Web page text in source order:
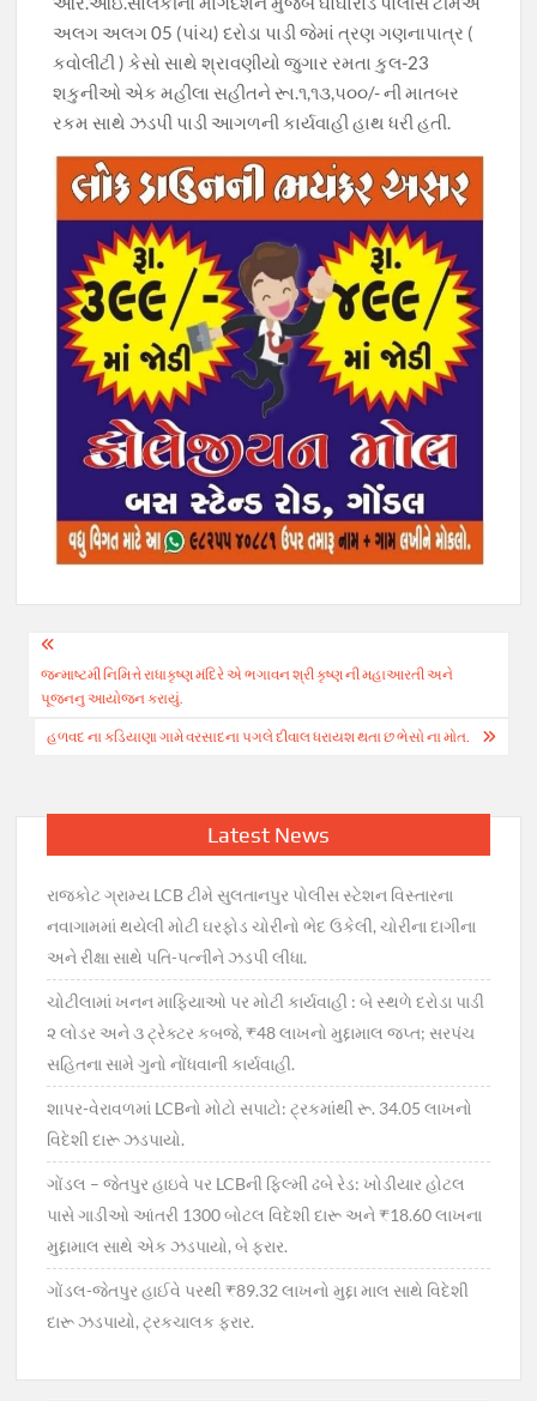
અલગ અલગ 05 (પાંચ) દરોડા પાડી જેમાં ત્રણ ગણનાપાત્ર (
કવોલીટી ) કેસો સાથે શ્રાવણીયો જુગાર રમતા કુલ-23
શકુનીઓ એક મહીલા સહીતને રૂા.૧,૧૩,૫૦૦/- ની માતબર
રકમ સાથે ઝડપી પાડી આગળની કાર્યવાહી હાથ ધરી હતી.
Post
navigation
જન્માષ્ટમી નિમિત્તે રાધાકૃષ્ણ મંદિરે એ ભગાવન શ્રી કૃષ્ણ ની મહાઆરતી અને
પૂજનનુ આયોજન કરાયું.
હળવદ ના કડિયાણા ગામે વરસાદના પગલે દીવાલ ધરાયશ થતા છ ‌‌ભેસો‌ ના મોત.
Latest News
રાજકોટ ગ્રામ્ય LCB ટીમે સુલતાનપુર પોલીસ સ્ટેશન વિસ્તારના
નવાગામમાં થયેલી મોટી ઘરફોડ ચોરીનો ભેદ ઉકેલી, ચોરીના દાગીના
અને રીક્ષા સાથે પતિ-પત્નીને ઝડપી લીધા.
ચોટીલામાં ખનન માફિયાઓ પર મોટી કાર્યવાહી : બે સ્થળે દરોડા પાડી
૨ લોડર અને ૩ ટ્રેક્ટર કબજે, ₹48 લાખનો મુદ્દામાલ જપ્ત; સરપંચ
સહિતના સામે ગુનો નોંધવાની કાર્યવાહી.
શાપર-વેરાવળમાં LCBનો મોટો સપાટો: ટ્રકમાંથી રૂ. 34.05 લાખનો
વિદેશી દારૂ ઝડપાયો.
ગોંડલ – જેતપુર હાઇવે પર LCBની ફિલ્મી ઢબે રેડ: ખોડીયાર હોટલ
પાસે ગાડીઓ આંતરી 1300 બોટલ વિદેશી દારૂ અને ₹18.60 લાખના
મુદ્દામાલ સાથે એક ઝડપાયો, બે ફરાર.
ગોંડલ-જેતપુર હાઈવે પરથી ₹89.32 લાખનો મુદ્દા માલ સાથે વિદેશી
દારૂ ઝડપાયો, ટ્રકચાલક ફરાર.